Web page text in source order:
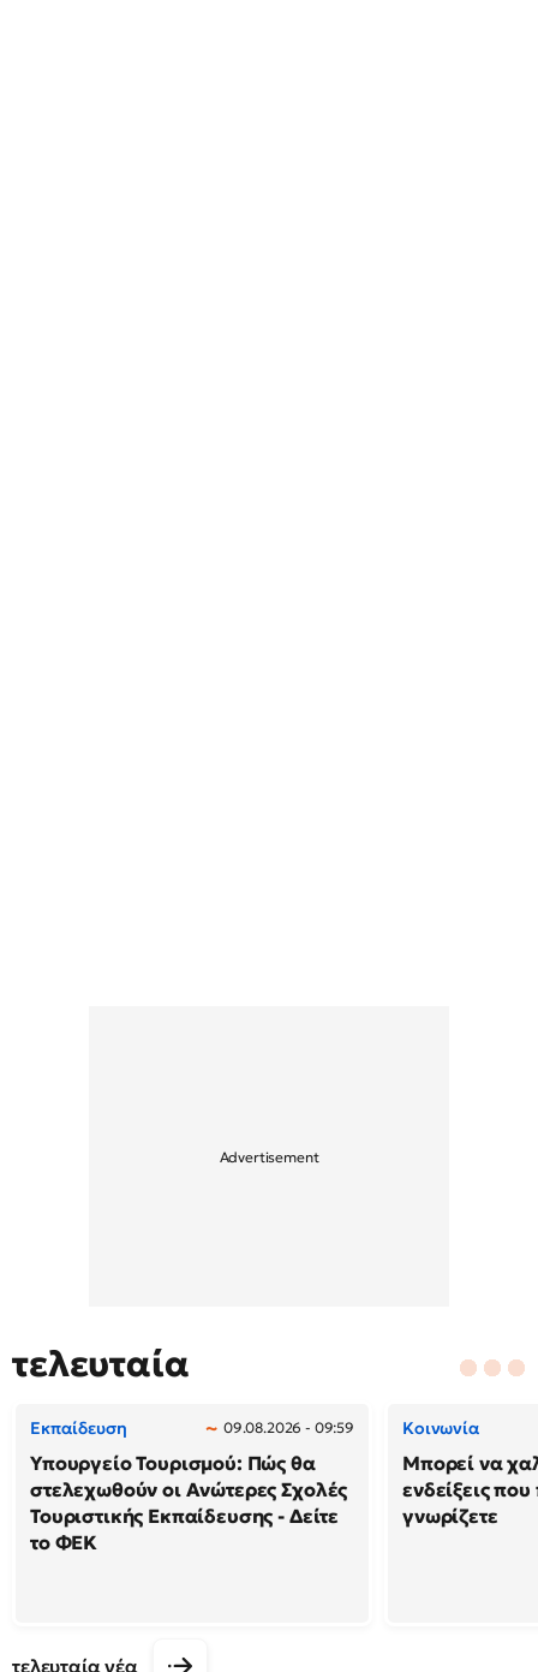
τελευταία
Εκπαίδευση 09.08.2026 - 09:59
Υπουργείο Τουρισμού: Πώς θα
στελεχωθούν οι Ανώτερες Σχολές
Τουριστικής Εκπαίδευσης - Δείτε
το ΦΕΚ
Κοινωνία
Μπορεί να
ενδείξεις
γνωρίζετε
τελευταία νέα